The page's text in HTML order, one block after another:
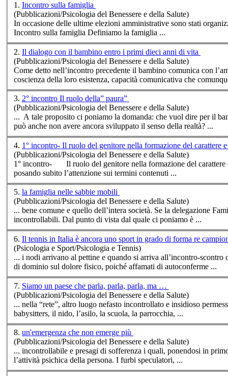
1. Incontro sulla famiglia
(Pubblicazioni/Psicologia del Benessere e della Salute)
In occasione delle ultime elezioni amministrative sono stati
Incontro
sulla famiglia Definiamo la famiglia ...
2. Il dialogo con il bambino entro i primi dieci anni di vita
(Pubblicazioni/Psicologia del Benessere e della Salute)
Come detto nell’incontro precedente il bambino comunica con
coscienza della loro esistenza, capacità comunicativa che
3.
2° incontro Il ruolo della” paura”
(Pubblicazioni/Psicologia del Benessere e della Salute)
... A tale proposito ci poniamo la domanda: che vuol dire per il
può anche non avere ancora sviluppato il senso della realtà? ...
4.
1° incontro- Il ruolo del genitore nella formazione del
(Pubblicazioni/Psicologia del Benessere e della Salute)
1° incontro
posando subito l’attenzione sui termini contenuti ...
5. la famiglia nelle sabbie mobili
(Pubblicazioni/Psicologia del Benessere e della Salute)
... bene comune e quello
incontro
llabili. Dal punto di vista dal quale ci poniamo è ...
6. Il tennis in Italia è ancora uno sport in grado di forma re
(Psicologia e Sport/Psicologia e Tennis)
... i nodi arrivano al pettine e quando si arriva all’incontro-scontro
di dominio sul dolore fisico, poiché affamati di autoconferme ...
7. Siamo un paese che parla, parla, parla, ma …
(Pubblicazioni/Psicologia del Benessere e della Salute)
... nella “rete”, altro luogo nefasto incontrollato e insidioso
babysitters, il nido, l’asilo, la scuola, la parrocchia, ...
8. un'emergenza che non emerge più
(Pubblicazioni/Psicologia del Benessere e della Salute)
... incontrollabile e presagi di sofferenza i quali, ponendosi in
l’attività psichica della persona. I furbi speculatori, ...